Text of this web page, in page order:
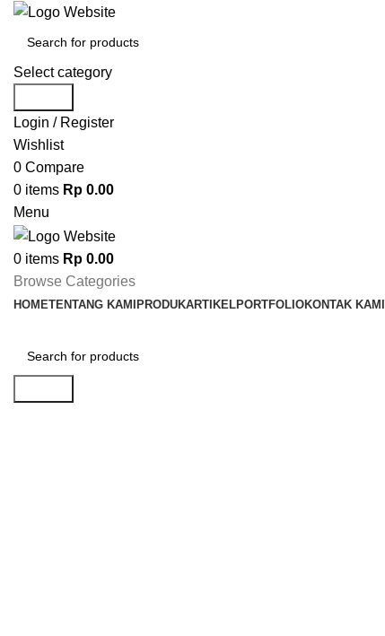
Select category
Login / Register
Wishlist
0 Compare
0 items Rp 0.00
Menu
0 items Rp 0.00
Browse Categories
HOMETENTANG KAMIPRODUKARTIKELPORTFOLIOKONTAK KAMI